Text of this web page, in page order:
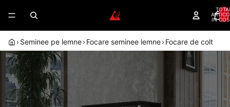
IN
› Seminee pe lemne› Focare seminee lemne› Focare de colt
FOCARE DE COLT – VIZIBILITATE PE
DOUA LATURI PENTRU ORICE
SEMINEU
Focare Romotop de colt — geam pe doua laturi,